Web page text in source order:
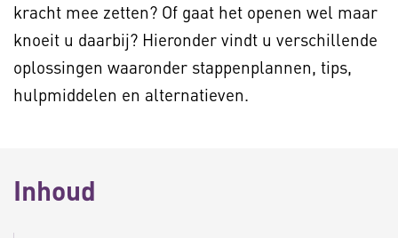
kracht mee zetten? Of gaat het openen wel maar
knoeit u daarbij? Hieronder vindt u verschillende
oplossingen waaronder stappenplannen, tips,
hulpmiddelen en alternatieven.
Inhoud